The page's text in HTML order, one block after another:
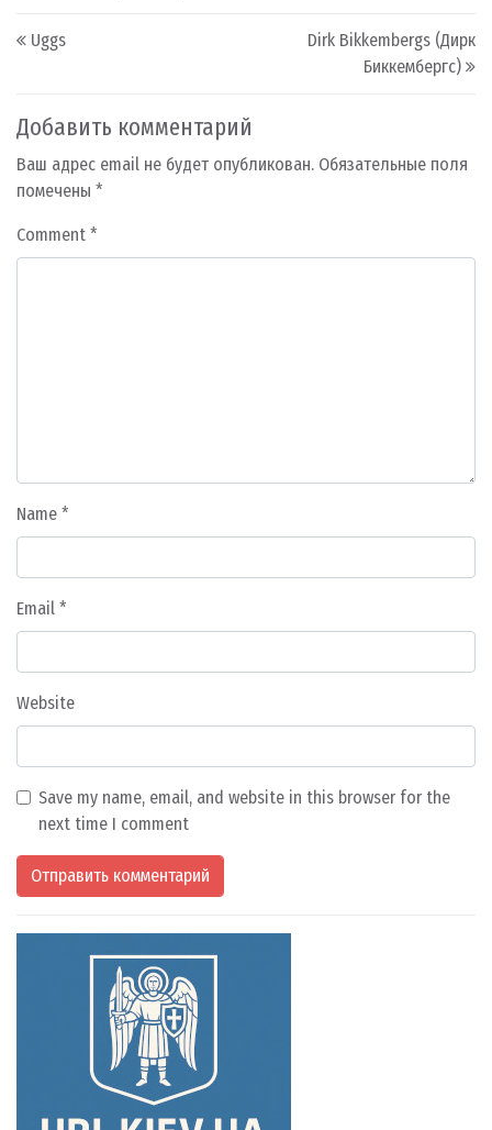
Post navigation
Uggs
Dirk Bikkembergs (Дирк
Биккембергс)
Добавить комментарий
Ваш адрес email не будет опубликован. Обязательные поля
помечены *
Comment *
Name *
Email *
Website
Save my name, email, and website in this browser for the
next time I comment